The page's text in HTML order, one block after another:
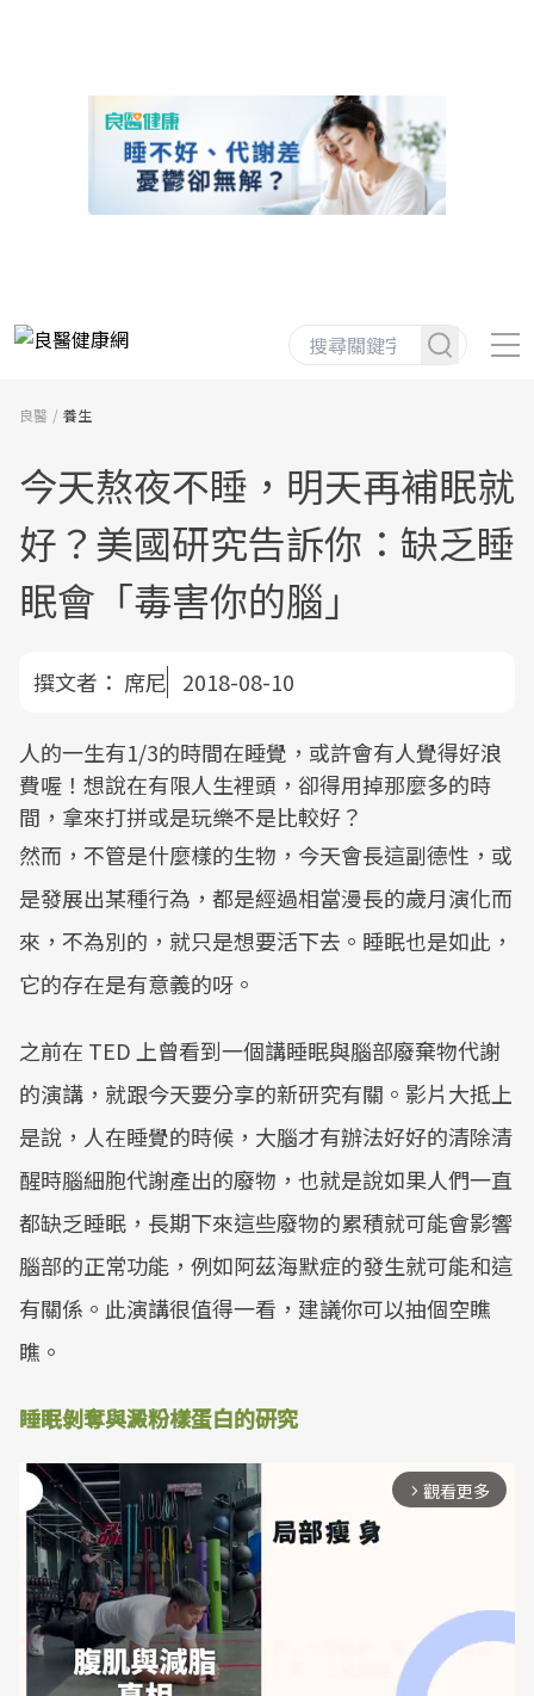
良醫 養生
今天熬夜不睡，明天再補眠就
好？美國研究告訴你：缺乏睡
眠會「毒害你的腦」
撰文者： 席尼 2018-08-10
人的一生有1/3的時間在睡覺，或許會有人覺得好浪
費喔！想說在有限人生裡頭，卻得用掉那麼多的時
間，拿來打拼或是玩樂不是比較好？
然而，不管是什麼樣的生物，今天會長這副德性，或
是發展出某種行為，都是經過相當漫長的歲月演化而
來，不為別的，就只是想要活下去。睡眠也是如此，
它的存在是有意義的呀。
之前在 TED 上曾看到一個講睡眠與腦部廢棄物代謝
的演講，就跟今天要分享的新研究有關。影片大抵上
是說，人在睡覺的時候，大腦才有辦法好好的清除清
醒時腦細胞代謝產出的廢物，也就是說如果人們一直
都缺乏睡眠，長期下來這些廢物的累積就可能會影響
腦部的正常功能，例如阿茲海默症的發生就可能和這
有關係。此演講很值得一看，建議你可以抽個空瞧
瞧。
睡眠剝奪與澱粉樣蛋白的研究
arrow_forward_ios 觀看更多